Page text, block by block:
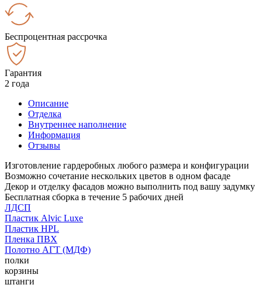
Беспроцентная рассрочка
Гарантия
2 года
Описание
Отделка
Внутреннее наполнение
Информация
Отзывы
Изготовление гардеробных любого размера и конфигурации
Возможно сочетание нескольких цветов в одном фасаде
Декор и отделку фасадов можно выполнить под вашу задумку
Бесплатная сборка в течение 5 рабочих дней
ЛДСП
Пластик Alvic Luxe
Пластик HPL
Пленка ПВХ
Полотно АГТ (МДФ)
полки
корзины
штанги